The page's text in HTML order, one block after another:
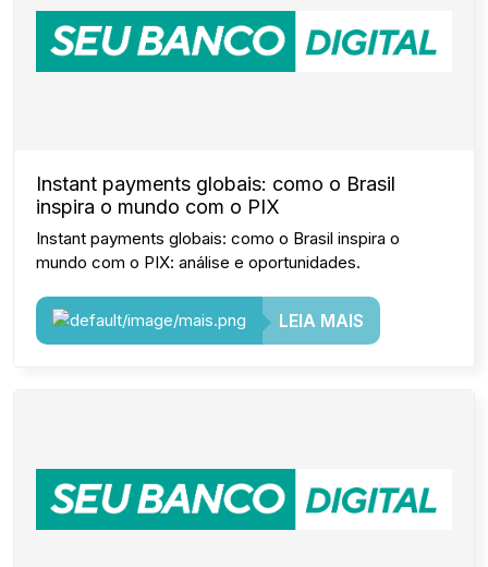
Instant payments globais: como o Brasil
inspira o mundo com o PIX
Instant payments globais: como o Brasil inspira o
mundo com o PIX: análise e oportunidades.
LEIA MAIS